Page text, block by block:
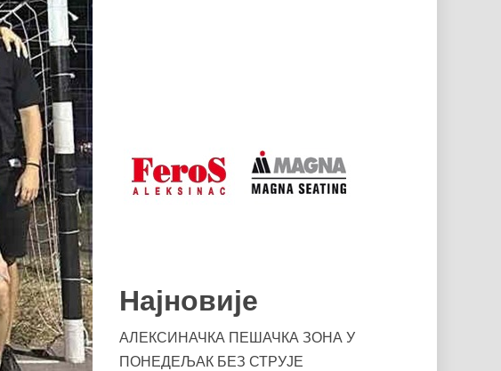
Најновије
АЛЕКСИНАЧКА ПЕШАЧКА ЗОНА У
ПОНЕДЕЉАК БЕЗ СТРУЈЕ